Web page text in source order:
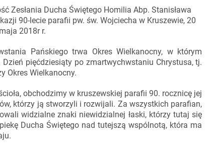
Zesłania Ducha Świętego Homilia Abp. Stanisława
90-lecie parafii pw. św. Wojciecha w Kruszewie, 20
maja 2018r r.
Pańskiego trwa Okres Wielkanocny, w którym
pięćdziesiąty po zmartwychwstaniu Chrystusa, tj.
Okres Wielkanocny.
obchodzimy w kruszewskiej parafii 90. rocznicę jej
którzy ją stworzyli i rozwijali. Za wszystkich parafian,
widzialne znaki niewidzialnej łaski, którzy tutaj się
Ducha Świętego nad tutejszą wspólnotą, która ma